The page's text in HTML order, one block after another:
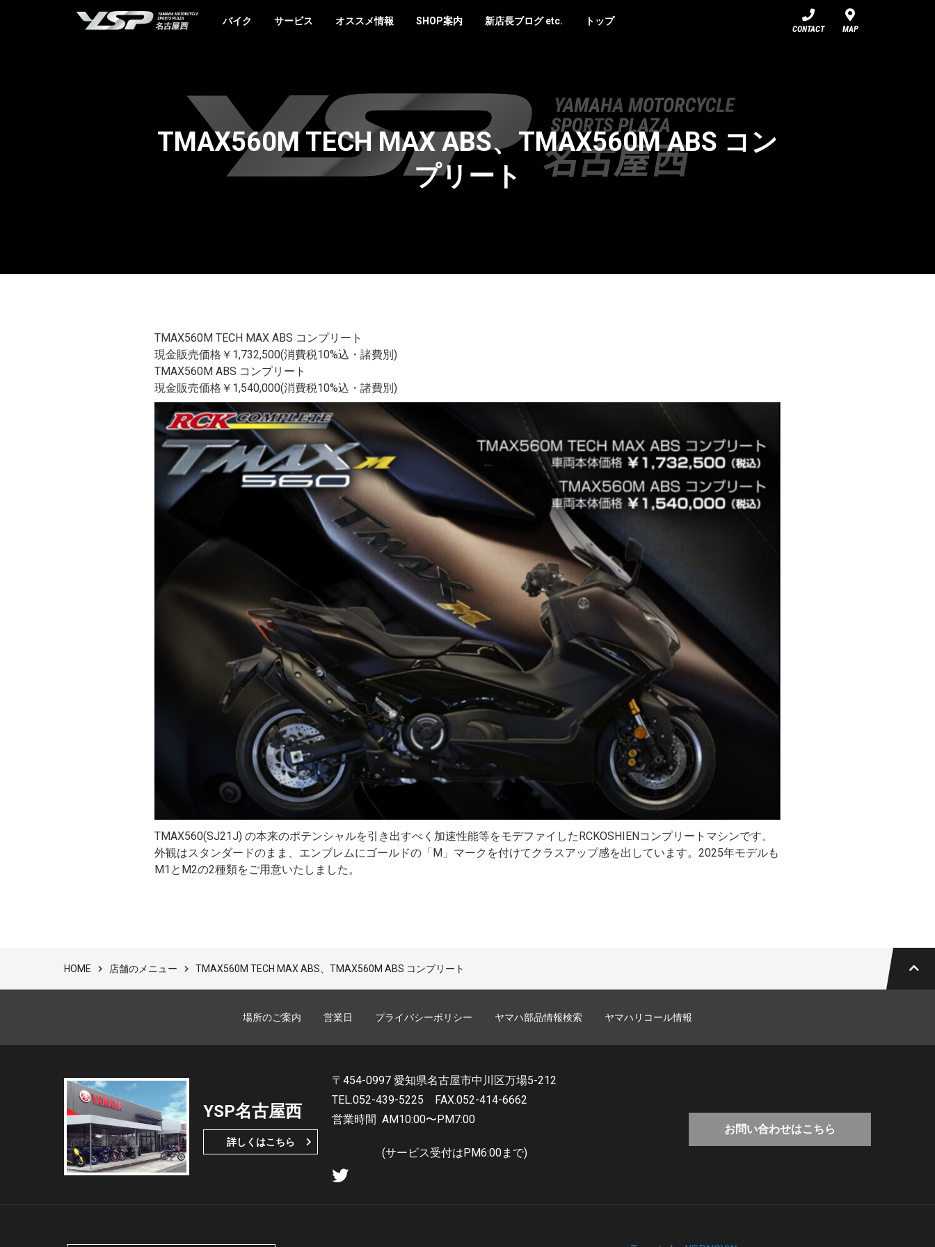
YSP名古屋西
バイク サービス オススメ情報 SHOP案内 新店長ブログ etc. トップ
CONTACT MAP
TMAX560M TECH MAX ABS、TMAX560M ABS コン
プリート
TMAX560M TECH MAX ABS コンプリート
現金販売価格￥1,732,500(消費税10%込・諸費別)
TMAX560M ABS コンプリート
現金販売価格￥1,540,000(消費税10%込・諸費別)
TMAX560(SJ21J) の本来のポテンシャルを引き出すべく加速性能等をモデファイしたRCKOSHIENコンプリートマシンです。
外観はスタンダードのまま、エンブレムにゴールドの「M」マークを付けてクラスアップ感を出しています。2025年モデルも
M1とM2の2種類をご用意いたしました。
HOME 店舗のメニュー TMAX560M TECH MAX ABS、TMAX560M ABS コンプリート
場所のご案内 営業日 プライバシーポリシー ヤマハ部品情報検索 ヤマハリコール情報
YSP名古屋西
詳しくはこちら
〒454-0997 愛知県名古屋市中川区万場5-212
TEL.052-439-5225
FAX.052-414-6662
営業時間 AM10:00〜PM7:00
(サービス受付はPM6:00まで)
お問い合わせはこちら